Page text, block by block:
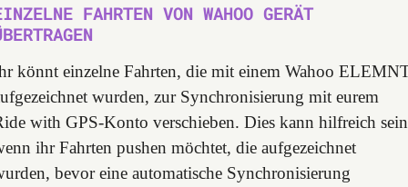
FAHRTEN VON WAHOO GERÄT
könnt einzelne Fahrten, die mit einem Wahoo
wurden, zur Synchronisierung mit eurem
with GPS-Konto verschieben. Dies kann hilfreich
ihr Fahrten pushen möchtet, die aufgezeichnet
bevor eine automatische Synchronisierung